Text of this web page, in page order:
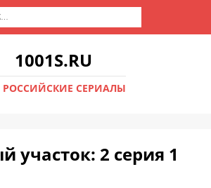
1001S.RU
РОССИЙСКИЕ СЕРИАЛЫ
участок: 2 серия 1